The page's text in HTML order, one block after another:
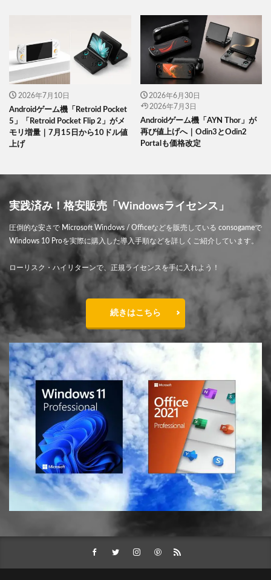
2026年7月10日
Androidゲーム機「Retroid Pocket
5」「Retroid Pocket Flip 2」がメ
モリ増量｜7月15日から10ドル値
上げ
2026年6月30日
2026年7月3日
Androidゲーム機「AYN Thor」が
再び値上げへ｜Odin3とOdin2
Portalも価格改定
実践済み！格安販売「Windowsライセンス」
圧倒的な安さで Microsoft Windows / Officeなどを販売している consogameで
Windows 10 Proを実際に購入した導入手順などを詳しくご紹介しています。
ローリスク・ハイリターンで、正規ライセンスを手に入れよう！
続きはこちら